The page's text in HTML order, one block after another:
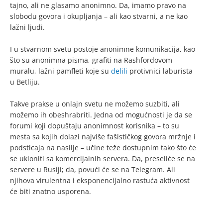
tajno, ali ne glasamo anonimno. Da, imamo pravo na
slobodu govora i okupljanja – ali kao stvarni, a ne kao
lažni ljudi.
I u stvarnom svetu postoje anonimne komunikacija, kao
što su anonimna pisma, grafiti na Rashfordovom
muralu, lažni pamfleti koje su delili protivnici laburista
u Betliju.
Takve prakse u onlajn svetu ne možemo suzbiti, ali
možemo ih obeshrabriti. Jedna od mogućnosti je da se
forumi koji dopuštaju anonimnost korisnika – to su
mesta sa kojih dolazi najviše fašističkog govora mržnje i
podsticaja na nasilje – učine teže dostupnim tako što će
se ukloniti sa komercijalnih servera. Da, preseliće se na
servere u Rusiji; da, povući će se na Telegram. Ali
njihova virulentna i eksponencijalno rastuća aktivnost
će biti znatno usporena.